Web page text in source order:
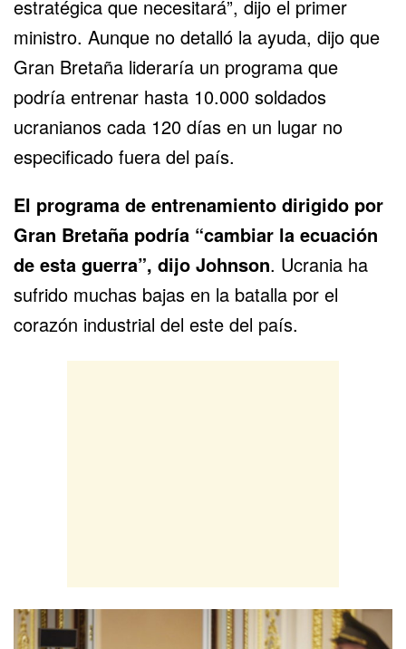
estratégica que necesitará”, dijo el primer
ministro. Aunque no detalló la ayuda, dijo que
Gran Bretaña lideraría un programa que
podría entrenar hasta 10.000 soldados
ucranianos cada 120 días en un lugar no
especificado fuera del país.
El programa de entrenamiento dirigido por
Gran Bretaña podría “cambiar la ecuación
de esta guerra”, dijo Johnson. Ucrania ha
sufrido muchas bajas en la batalla por el
corazón industrial del este del país.